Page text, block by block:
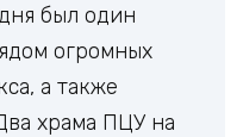
был один
огромных
а также
храма ПЦУ на